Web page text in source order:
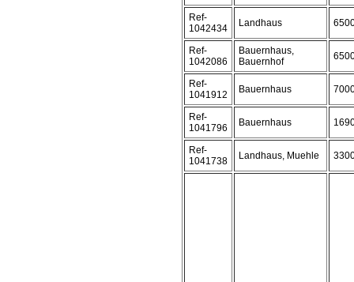
Ref-
1042434
Landhaus
Ref-
1042086
Bauernhaus,
Bauernhof
Ref-
1041912
Bauernhaus
Ref-
1041796
Bauernhaus
Ref-
1041738
Landhaus, Muehle